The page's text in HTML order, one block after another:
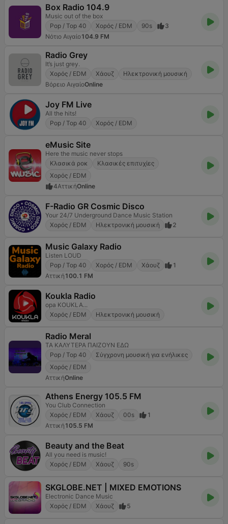
Box Radio 104.9
Music out of the box
Pop / Top 40
Χορός / EDM 90s
3
Νότιο Αιγαίο104.9 FM
Radio Grey
It’s just grey.
Χορός / EDM
Χάουζ
Ηλεκτρονική μουσική
Βόρειο ΑιγαίοOnline
Joy FM Live
All the hits!
Pop / Top 40
Χορός / EDM
eMusic Site
Here the music never stops
Κλασικά ροκ
Κλασικές επιτυχίες
Χορός / EDM
4ΑττικήOnline
F-Radio GR Cosmic Disco
Your 24/7 Underground Dance Music Station
Χορός / EDM
Ηλεκτρονική μουσική 2
Music Galaxy Radio
Listen LOUD
Pop / Top 40
Χορός / EDM Χάουζ
1
Αττική 100.1 FM
Koukla Radio
opa KOUKLA...
Χορός / EDM
Ηλεκτρονική μουσική
Radio Meral
ΤΑ ΚΑΛΥΤΕΡΑ ΠΑΙΖΟΥΝ ΕΔΩ
Pop / Top 40
Σύγχρονη μουσική για ενήλικες
Χορός / EDM
ΑττικήOnline
Athens Energy 105.5 FM
You Club Connection
Χορός / EDM
Χάουζ 00s
1
Αττική 105.5 FM
Beauty and the Beat
All you need is music!
Χορός / EDM
Χάουζ 90s
SKGLOBE.NET | MIXED EMOTIONS
Electronic Dance Music
Χορός / EDM
Χάουζ 5